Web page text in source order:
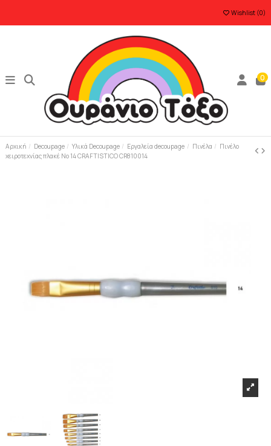
Wishlist (0)
0
Αρχική Decoupage Υλικά Decoupage Εργαλεία decoupage Πινέλα
Πινέλο
χειροτεχνίας πλακέ Νο 14 CRAFTISTICO CR810014